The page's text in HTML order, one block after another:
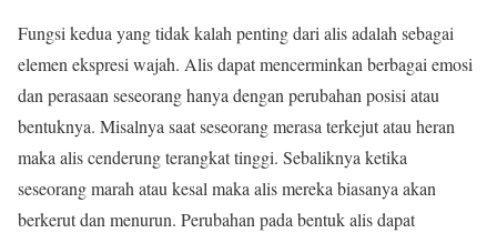
Fungsi kedua yang tidak kalah penting dari alis adalah sebagai
elemen ekspresi wajah. Alis dapat mencerminkan berbagai emosi
dan perasaan seseorang hanya dengan perubahan posisi atau
bentuknya. Misalnya saat seseorang merasa terkejut atau heran
maka alis cenderung terangkat tinggi. Sebaliknya ketika
seseorang marah atau kesal maka alis mereka biasanya akan
berkerut dan menurun. Perubahan pada bentuk alis dapat